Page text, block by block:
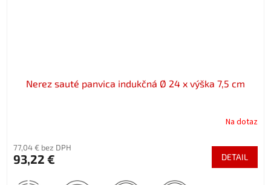
Nerez sauté panvica indukčná Ø 24 x výška 7,5 cm
Na dotaz
77,04 € bez DPH
93,22 € DETAIL